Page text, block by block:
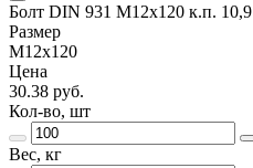
Болт DIN 931 М12х120 к.п. 10,9
Размер
М12х120
Цена
30.38 руб.
Кол-во, шт
Вес, кг